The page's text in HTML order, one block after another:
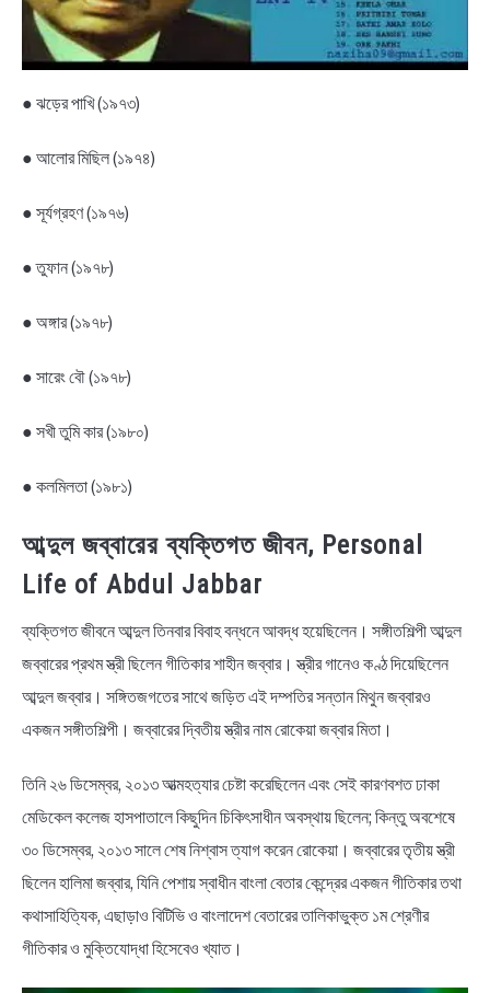
● ঝড়ের পাখি (১৯৭৩)
● আলোর মিছিল (১৯৭৪)
● সূর্যগ্রহণ (১৯৭৬)
● তুফান (১৯৭৮)
● অঙ্গার (১৯৭৮)
● সারেং বৌ (১৯৭৮)
● সখী তুমি কার (১৯৮০)
● কলমিলতা (১৯৮১)
আব্দুল জব্বারের ব্যক্তিগত জীবন, Personal
Life of Abdul Jabbar
ব্যক্তিগত জীবনে আব্দুল তিনবার বিবাহ বন্ধনে আবদ্ধ হয়েছিলেন। সঙ্গীতশিল্পী আব্দুল
জব্বারের প্রথম স্ত্রী ছিলেন গীতিকার শাহীন জব্বার। স্ত্রীর গানেও কণ্ঠ দিয়েছিলেন
আব্দুল জব্বার। সঙ্গিতজগতের সাথে জড়িত এই দম্পতির সন্তান মিথুন জব্বারও
একজন সঙ্গীতশিল্পী। জব্বারের দ্বিতীয় স্ত্রীর নাম রোকেয়া জব্বার মিতা।
তিনি ২৬ ডিসেম্বর, ২০১৩ আত্মহত্যার চেষ্টা করেছিলেন এবং সেই কারণবশত ঢাকা
মেডিকেল কলেজ হাসপাতালে কিছুদিন চিকিৎসাধীন অবস্থায় ছিলেন; কিন্তু অবশেষে
৩০ ডিসেম্বর, ২০১৩ সালে শেষ নিশ্বাস ত্যাগ করেন রোকেয়া। জব্বারের তৃতীয় স্ত্রী
ছিলেন হালিমা জব্বার, যিনি পেশায় স্বাধীন বাংলা বেতার কেন্দ্রের একজন গীতিকার তথা
কথাসাহিত্যিক, এছাড়াও বিটিভি ও বাংলাদেশ বেতারের তালিকাভুক্ত ১ম শ্রেণীর
গীতিকার ও মুক্তিযােদ্ধা হিসেবেও খ্যাত।